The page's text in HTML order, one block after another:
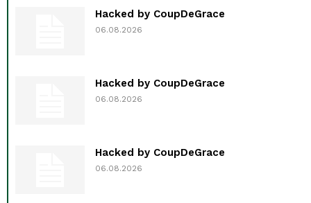
Hacked by CoupDeGrace
06.08.2026
Hacked by CoupDeGrace
06.08.2026
Hacked by CoupDeGrace
06.08.2026